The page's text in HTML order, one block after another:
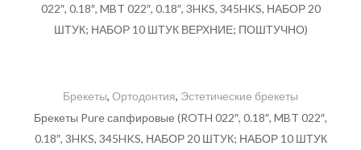
022″, 0.18″, MBT 022″, 0.18″, 3HKS, 345HKS, НАБОР 20
ШТУК; НАБОР 10 ШТУК ВЕРХНИЕ; ПОШТУЧНО)
Брекеты, Ортодонтия, Эстетические брекеты
Брекеты Pure сапфировые (ROTH 022″, 0.18″, MBT 022″,
0.18″, 3HKS, 345HKS, НАБОР 20 ШТУК; НАБОР 10 ШТУК